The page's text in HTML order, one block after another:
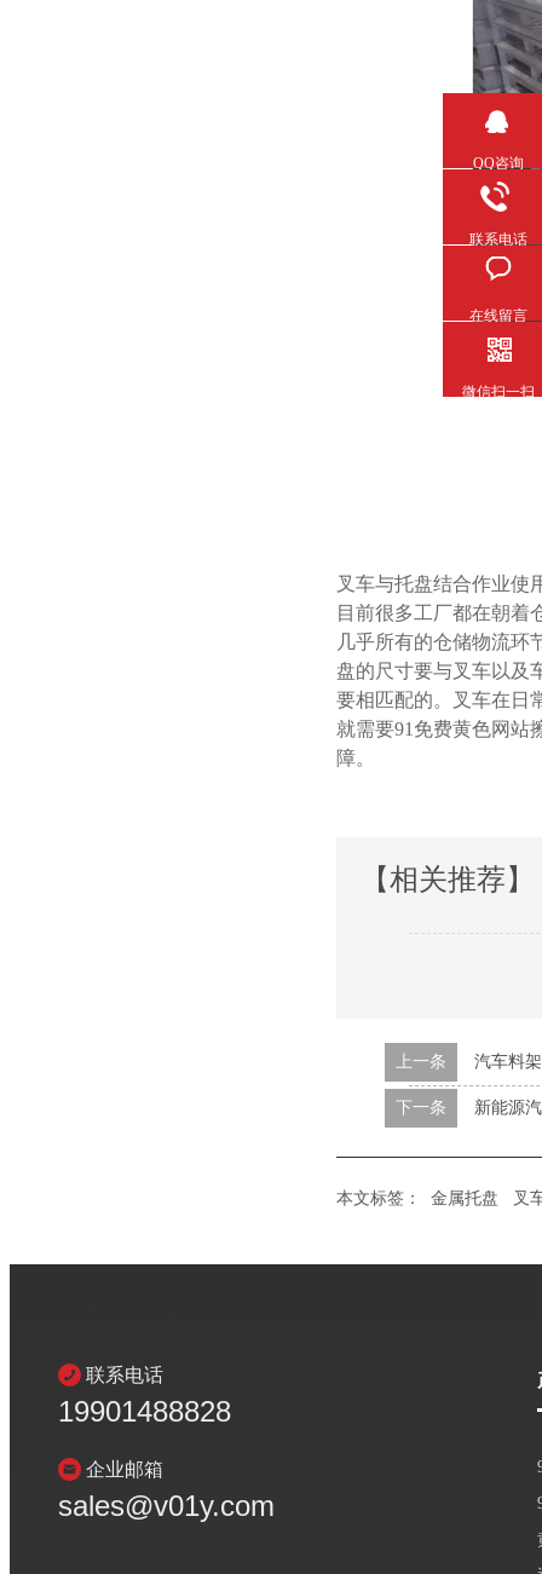
叉车与托盘结合作业使用
目前很多工厂都在朝着
几乎所有的仓储物流环节
盘的尺寸要与叉车以及
要相匹配的。叉车在
就需要91免费黄色网站擦
障。
【相关推荐】
上一条 汽车料
下一条 新能源
本文标签： 金属托盘 叉
联系电话
19901488828
企业邮箱
sales@v01y.com
QQ咨询
联系电话
在线留言
微信扫一扫